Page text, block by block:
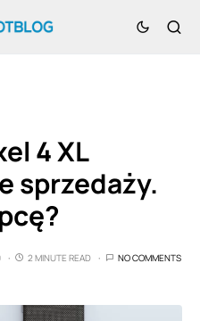
4 XL
sprzedaży.
2 MINUTE READ NO COMMENTS